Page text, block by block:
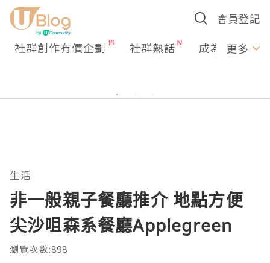
會員登記
社群創作有價企劃 社群熱話 成為U更多
生活
非一般親子餐廳推介 地點方便
尖沙咀森系餐廳Applegreen
瀏覽次數:898